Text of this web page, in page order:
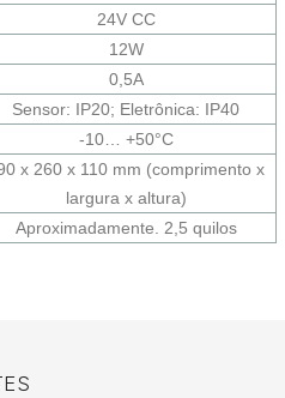
24V CC
12W
0,5A
Sensor: IP20; Eletrônica: IP40
-10… +50°C
x 260 x 110 mm (comprimento x
largura x altura)
Aproximadamente. 2,5 quilos